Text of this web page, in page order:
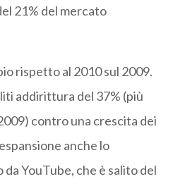
21% del mercato
rispetto al 2010 sul 2009.
addirittura del 37% (più
contro una crescita dei
anche lo
YouTube, che è salito del